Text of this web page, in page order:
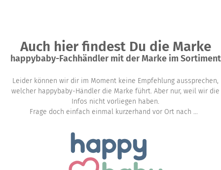
Auch hier findest Du die Marke
happybaby-Fachhändler mit der Marke im Sortiment
Leider können wir dir im Moment keine Empfehlung aussprechen,
welcher happybaby-Händler die Marke führt. Aber nur, weil wir die
Infos nicht vorliegen haben.
Frage doch einfach einmal kurzerhand vor Ort nach ...